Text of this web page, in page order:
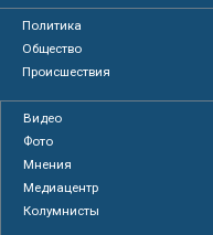
Политика
Общество
Происшествия
Видео
Фото
Мнения
Медиацентр
Колумнисты